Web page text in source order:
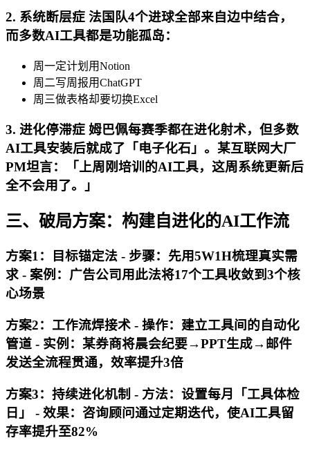
2. 系统断层症 法国队4个进球全部来自边中结合，
而多数AI工具都是功能孤岛：
周一定计划用Notion
周二写周报用ChatGPT
周三做表格却要切换Excel
3. 进化停滞症 姆巴佩每赛季都在进化射术，但多数
AI工具安装后就成了「电子化石」。某互联网大厂
PM坦言：「上周刚培训的AI工具，这周系统更新后
全不会用了。」
三、破局方案：构建自进化的AI工作流
方案1：目标锚定法 - 步骤：先用5W1H梳理真实需
求 - 案例 ：广告公司用此法将17个工具收敛到3个核
心场景
方案2：工作流焊接术 - 操作：建立工具间的自动化
管道 - 实例 ：某券商将晨会纪要→PPT生成→邮件
发送全流程贯通，效率提升3倍
方案3：持续进化机制 - 方法：设置每月「工具体检
日」 - 效果：咨询顾问通过定期迭代，使AI工具留
存率提升至82%